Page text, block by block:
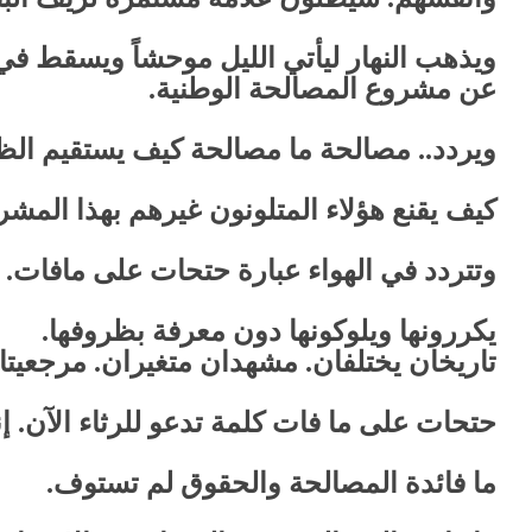
بأذنيهم